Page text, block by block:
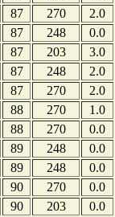
87 270
2.0
87 248
0.0
87 203
3.0
87 248
2.0
87 270
2.0
88 270
1.0
88 270
0.0
89 248
0.0
89 248
0.0
90 270
0.0
90 203
0.0